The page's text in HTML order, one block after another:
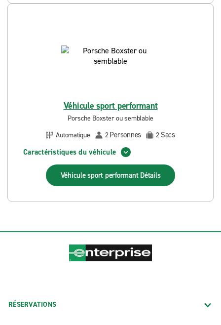
Véhicule sport performant
Porsche Boxster ou semblable
Automatique
2Personnes 2 Sacs
Caractéristiques du véhicule
Véhicule sport performant Détails
RÉSERVATIONS